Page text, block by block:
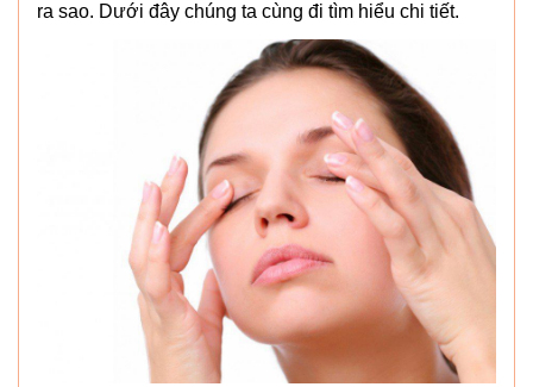
ra sao. Dưới đây chúng ta cùng đi tìm hiểu chi tiết.